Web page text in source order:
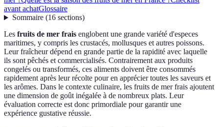
avant achatGlossaire
Sommaire(16 sections)
Les fruits de mer frais englobent une grande variété d'especes
maritimes, y compris les crustacés, mollusques et autres poissons.
Leur fraîcheur dépend en grande partie de la rapidité avec laquelle
ils sont pêchés et commercialisés. Contrairement aux produits
congelés ou transformés, ces aliments doivent être consommés
rapidement après leur récolte pour en apprécier toutes les saveurs et
les arômes. Dans le contexte culinaire, les fruits de mer frais ajoutent
une dimension de goût inégalée à de nombreux plats. Leur
évaluation correcte est donc primordiale pour garantir une
expérience gustative réussie.